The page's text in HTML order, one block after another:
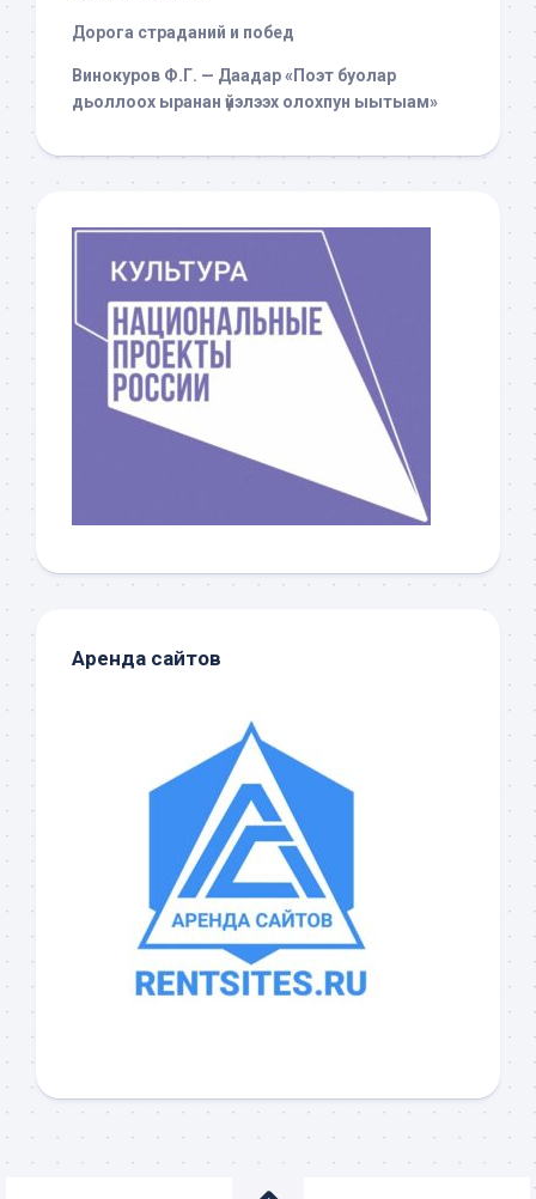
Дорога страданий и побед
Винокуров Ф.Г. — Даадар «Поэт буолар
дьоллоох ыранан үйэлээх олохпун ыытыам»
Аренда сайтов